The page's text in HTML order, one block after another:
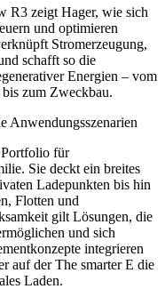
R3 zeigt Hager, wie sich
und optimieren
Stromerzeugung,
schafft so die
Energien – vom
zum Zweckbau.
Anwendungsszenarien
für
Sie deckt ein breites
Ladepunkten bis hin
Flotten und
gilt Lösungen, die
und sich
integrieren
auf der The smarter E die
Laden.